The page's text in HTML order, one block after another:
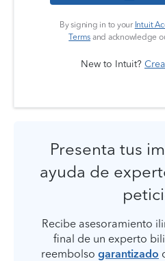
By signing in to your Intuit
Terms and acknowledge
New to Intuit?
Presenta tus
ayuda de
Recibe asesoramiento
final de un experto
reembolso garantizado